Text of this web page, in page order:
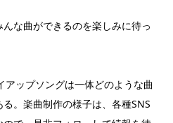
な曲ができるのを楽しみに待っ
アップソングは一体どのような曲
。楽曲制作の様子は、各種SNS